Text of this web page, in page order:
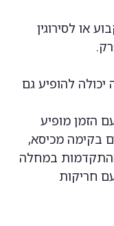
או לסירוגין
להופיע גם
הזמן מופיע
בקימה מכיסא,
במחלה
חריקות